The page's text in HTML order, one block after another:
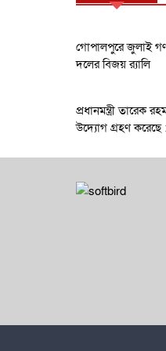
গোপালপুরে জুলাই
দলের বিজয় র‍্যালি
প্রধানমন্ত্রী তারেক
উদ্যোগ গ্রহণ করেছে :